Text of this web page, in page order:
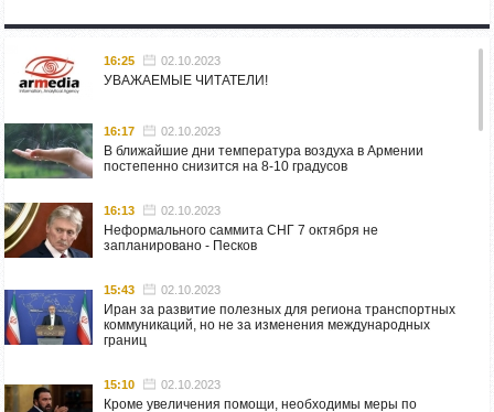
16:25 02.10.2023
УВАЖАЕМЫЕ ЧИТАТЕЛИ!
16:17 02.10.2023
В ближайшие дни температура воздуха в Армении
постепенно снизится на 8-10 градусов
16:13 02.10.2023
Неформального саммита СНГ 7 октября не
запланировано - Песков
15:43 02.10.2023
Иран за развитие полезных для региона транспортных
коммуникаций, но не за изменения международных
границ
15:10 02.10.2023
Кроме увеличения помощи, необходимы меры по